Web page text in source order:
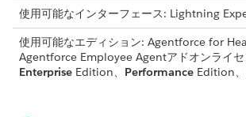
使用可能なインターフェース: Lightning
使用可能なエディション: Agentforce for
Agentforce Employee Agentアドオンライセ
Enterprise Edition、 Performance Edition